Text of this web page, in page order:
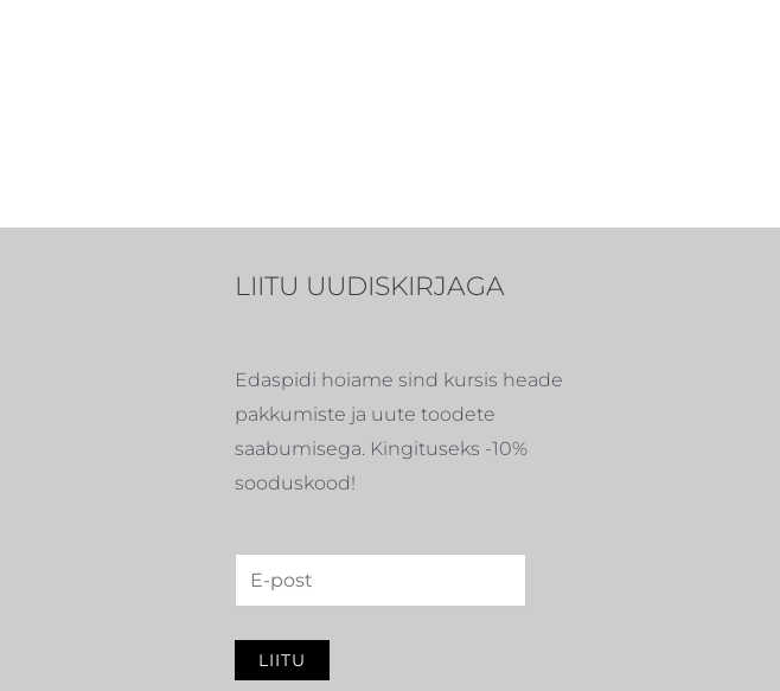
LIITU UUDISKIRJAGA
Edaspidi hoiame sind kursis heade
pakkumiste ja uute toodete
saabumisega. Kingituseks -10%
sooduskood!
LIITU